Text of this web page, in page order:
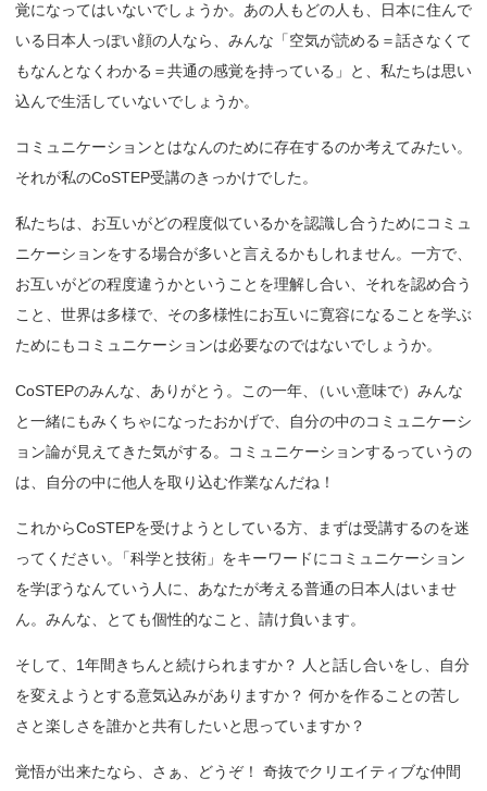
覚になってはいないでしょうか。あの人もどの人も、日本に住んで
いる日本人っぽい顔の人なら、みんな「空気が読める＝話さなくて
もなんとなくわかる＝共通の感覚を持っている」と、私たちは思い
込んで生活していないでしょうか。
コミュニケーションとはなんのために存在するのか考えてみたい。
それが私のCoSTEP受講のきっかけでした。
私たちは、お互いがどの程度似ているかを認識し合うためにコミュ
ニケーションをする場合が多いと言えるかもしれません。一方で、
お互いがどの程度違うかということを理解し合い、それを認め合う
こと、世界は多様で、その多様性にお互いに寛容になることを学ぶ
ためにもコミュニケーションは必要なのではないでしょうか。
CoSTEPのみんな、ありがとう。この一年
（いい意味で）みんな
と一緒にもみくちゃになったおかげで、自分の中のコミュニケーシ
ョン論が見えてきた気がする。コミュニケーションするっていうの
は、自分の中に他人を取り込む作業なんだね！
これからCoSTEPを受けようとしている方、まずは受講するのを迷
ってください。
「科学と技術」をキーワードにコミュニケーション
を学ぼうなんていう人に、あなたが考える普通の日本人はいませ
ん。みんな、とても個性的なこと、請け負います。
そして、1年間きちんと続けられますか？ 人と話し合いをし、自分
を変えようとする意気込みがありますか？ 何かを作ることの苦し
さと楽しさを誰かと共有したいと思っていますか？
覚悟が出来たなら、さぁ、どうぞ！ 奇抜でクリエイティブな仲間